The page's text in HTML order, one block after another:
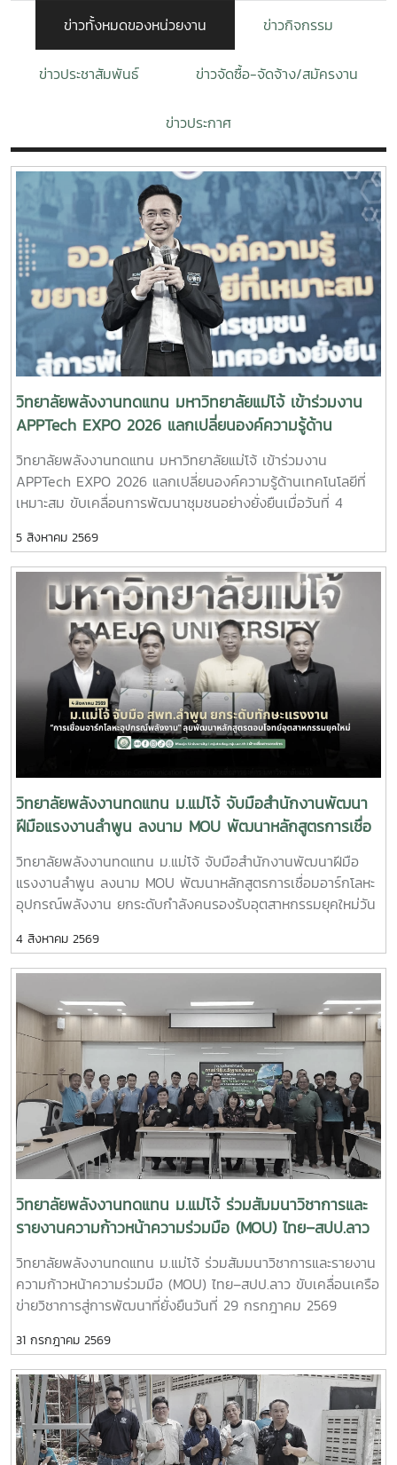
ข่าวทั้งหมดของหน่วยงาน ข่าวกิจกรรม
ข่าวประชาสัมพันธ์ ข่าวจัดซื้อ-จัดจ้าง/สมัครงาน
ข่าวประกาศ
วิทยาลัยพลังงานทดแทน มหาวิทยาลัยแม่โจ้ เข้าร่วมงาน
APPTech EXPO 2026 แลกเปลี่ยนองค์ความรู้ด้าน
เทคโนโลยีที่เหมาะสม ขับเคลื่อนการพัฒนาชุมชนอย่าง
ยั่งยืน
วิทยาลัยพลังงานทดแทน มหาวิทยาลัยแม่โจ้ เข้าร่วมงาน
APPTech EXPO 2026 แลกเปลี่ยนองค์ความรู้ด้านเทคโนโลยีที่
เหมาะสม ขับเคลื่อนการพัฒนาชุมชนอย่างยั่งยืนเมื่อวันที่ 4
ช่วยศาสตราจารย์ ดร.ภคมน ปินตานา อาจารย์ประจำวิทยาลัย
พลังงานทดแทน มหาวิทยาลัยแม่โจ้ เข้าร่วมการประชุม APPTech
EXPO 2026 : พลังเทคโนโลยีที่เหมาะสม เพื่อการพัฒนาชุมชน
พื้นที่ “สร้างนวัตกรชุมชน ขับเคลื่อนเศรษฐกิจฐานรากอย่าง
ยั่งยืน” ณ โรงแรมเซ็นทารา แกรนด์ แอท เซ็นทรัลพลาซา
ลาดพร้าว กรุงเทพมหานครภายในงานมีการนำเสนอแนวคิดและ
แนวทางการขับเคลื่อน Appropriate Technology (AppTech)
เพื่อยกระดับเศรษฐกิจฐานราก โดยมุ่งเชื่อมโยงองค์ความรู้จาก
สถาบันการศึกษาสู่การใช้ประโยชน์ในชุมชน ผ่านการพัฒนา
เทคโนโลยีที่เหมาะสม การสร้างนวัตกรชุมชน และการพัฒนา
เทคโนโลยี การเชื่อมโยงเครือข่ายความร่วมมือ และการสร้าง
โอกาสในการเพิ่มรายได้ให้แก่ประชาชนอย่างยั่งยืนประเด็นสำคัญ
ภายในงาน ประกอบด้วย - การพัฒนาเทคโนโลยีที่เหมาะสม
(Appropriate Technology) เพื่อการพัฒนาชุมชน- การสร้าง
และพัฒนานวัตกรชุมชนเพื่อขับเคลื่อนเศรษฐกิจฐานราก - การ
ประยุกต์ใช้แพลตฟอร์ม AppTech เพื่อถ่ายทอดองค์ความรู้และ
เชื่อมโยงเครือข่าย - การแลกเปลี่ยนประสบการณ์ระหว่างสถาบัน
การศึกษา หน่วยงานภาครัฐ และภาคีเครือข่ายด้านการพัฒนา
ชุมชน การเข้าร่วมประชุมครั้งนี้นับเป็นโอกาสสำคัญในการติดตาม
ทิศทางการพัฒนาเทคโนโลยีที่เหมาะสมของประเทศ พร้อมแลก
ประยุกต์ใช้ในการสนับสนุนพันธกิจของวิทยาลัยพลังงานทดแทน
ทั้งด้านการวิจัย การบริการวิชาการ และการถ่ายทอดเทคโนโลยีสู่
ชุมชน เพื่อยกระดับคุณภาพชีวิตของประชาชนและสร้างการ
พัฒนาที่ยั่งยืนวิทยาลัยพลังงานทดแทน มหาวิทยาลัยแม่โจ้ มุ่งมั่น
พัฒนาองค์ความรู้และนวัตกรรมด้านพลังงานและเทคโนโลยีที่
เหมาะสม เพื่อสร้างผลกระทบเชิงบวกต่อสังคม ชุมชน และ
เศรษฐกิจฐานราก พร้อมขับเคลื่อนการพัฒนาประเทศสู่ความ
ยั่งยืน
5 สิงหาคม 2569
วิทยาลัยพลังงานทดแทน ม.แม่โจ้ จับมือสำนักงานพัฒนา
ฝีมือแรงงานลำพูน ลงนาม MOU พัฒนาหลักสูตรการเชื่อ
มอาร์กโลหะอุปกรณ์พลังงาน ยกระดับกำลังคนรองรับ
อุตสาหกรรมยุคใหม่
วิทยาลัยพลังงานทดแทน ม.แม่โจ้ จับมือสำนักงานพัฒนาฝีมือ
แรงงานลำพูน ลงนาม MOU พัฒนาหลักสูตรการเชื่อมอาร์กโลหะ
อุปกรณ์พลังงาน ยกระดับกำลังคนรองรับอุตสาหกรรมยุคใหม่วัน
พลังงานทดแทน ร่วมกับ สำนักงานพัฒนาฝีมือแรงงานลำพูน จัด
พิธีลงนามบันทึกความเข้าใจความร่วมมือทางวิชาการ
ผึ้ง ชั้น 5 สำนักงานมหาวิทยาลัย มหาวิทยาลัยแม่โจ้ พิธีลงนามได้
รับเกียรติจาก ผู้ช่วยศาสตราจารย์ ดร.สุริยจรัส เตชะตันมีนสกุล
รองอธิการบดีมหาวิทยาลัยแม่โจ้ (ผู้แทนอธิการบดี) และ นายก
ษิดิจ ทับทิม ผู้อำนวยการสำนักงานพัฒนาฝีมือแรงงานลำพูน
เป็นผู้ลงนามร่วมกัน โดยมี ผู้ช่วยศาสตราจารย์ ดร.นิกราน หอม
ดวง คณบดีวิทยาลัยพลังงานทดแทน มหาวิทยาลัยแม่โจ้และ นาย
เกรียงศักดิ์ ธรรมวัตร ผู้อำนวยการกลุ่มงานพัฒนาฝีมือแรงงาน
ร่วมลงนามเป็นพยาน ความร่วมมือในครั้งนี้มีเป้าหมายในการ
พัฒนาและปรับปรุงหลักสูตร “การเชื่อมอาร์กโลหะอุปกรณ์ทาง
พลังงานและอุตสาหกรรมด้วยมือ” ให้สอดคล้องกับมาตรฐาน
วิชาชีพและความต้องการของภาคอุตสาหกรรม พร้อมทั้งร่วมกัน
แรงงาน และผู้สนใจทั่วไป เพื่อยกระดับทักษะวิชาชีพและเพิ่มขีด
ความสามารถของกำลังคนไทยความร่วมมือครอบคลุมการดำเนิน
งานในด้านต่าง ๆ ได้แก่- พัฒนาและปรับปรุงหลักสูตรให้
สอดคล้องกับมาตรฐานวิชาชีพ - จัดฝึกอบรมเชิงปฏิบัติการด้าน
การเชื่อมอาร์กโลหะอุปกรณ์พลังงานและอุตสาหกรรม - ทดสอบ
มาตรฐานฝีมือแรงงานและรับรองสมรรถนะผู้ผ่านการอบรม-
พัฒนากำลังคนให้มีทักษะตรงตามความต้องการของสถาน
ประกอบการและตลาดแรงงาน ความร่วมมือครั้งนี้สะท้อนถึง
ความมุ่งมั่นของวิทยาลัยพลังงานทดแทน มหาวิทยาลัยแม่โจ้ ในกา
รบูรณาการความร่วมมือกับหน่วยงานภาครัฐ เพื่อผลิตและพัฒนา
4 สิงหาคม 2569
วิทยาลัยพลังงานทดแทน ม.แม่โจ้ ร่วมสัมมนาวิชาการและ
รายงานความก้าวหน้าความร่วมมือ (MOU) ไทย–สปป.ลาว
ขับเคลื่อนเครือข่ายวิชาการสู่การพัฒนาที่ยั่งยืน
วิทยาลัยพลังงานทดแทน ม.แม่โจ้ ร่วมสัมมนาวิชาการและรายงาน
ความก้าวหน้าความร่วมมือ (MOU) ไทย–สปป.ลาว ขับเคลื่อนเครือ
ข่ายวิชาการสู่การพัฒนาที่ยั่งยืนวันที่ 29 กรกฎาคม 2569
ศาสตราจารย์ ดร.นิกราน หอมดวง คณบดีวิทยาลัยพลังงาน
ทดแทน พร้อมด้วย ผู้ช่วยศาสตราจารย์ ดร.กิตติกร สาสุจิตต์
รองคณบดีฝ่ายบริหาร, ผู้ช่วยศาสตราจารย์ ดร.ยิ่งรักษ์ อรรถเวช
กุล รองคณบดีฝ่ายวิจัยและบริการวิชาการคณาจารย์ บุคลากร
และนักศึกษาระดับบัณฑิตศึกษา เข้าร่วมกิจกรรม สัมมนาวิชาการ
และการรายงานความก้าวหน้าความร่วมมือ (MOU) ระหว่าง
31 กรกฎาคม 2569